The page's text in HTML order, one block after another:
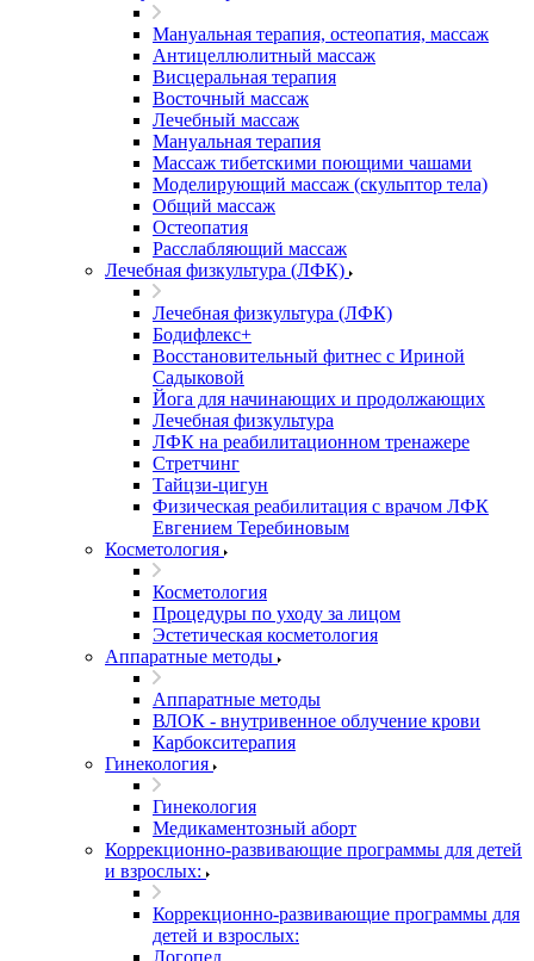
Мануальная терапия, остеопатия, массаж
Антицеллюлитный массаж
Висцеральная терапия
Восточный массаж
Лечебный массаж
Мануальная терапия
Массаж тибетскими поющими чашами
Моделирующий массаж (скульптор тела)
Общий массаж
Остеопатия
Расслабляющий массаж
Лечебная физкультура (ЛФК)
Лечебная физкультура (ЛФК)
Бодифлекс+
Восстановительный фитнес с Ириной
Садыковой
Йога для начинающих и продолжающих
Лечебная физкультура
ЛФК на реабилитационном тренажере
Стретчинг
Тайцзи-цигун
Физическая реабилитация с врачом ЛФК
Евгением Теребиновым
Косметология
Косметология
Процедуры по уходу за лицом
Эстетическая косметология
Аппаратные методы
Аппаратные методы
ВЛОК - внутривенное облучение крови
Карбокситерапия
Гинекология
Гинекология
Медикаментозный аборт
Коррекционно-развивающие программы для детей
и взрослых:
Коррекционно-развивающие программы для
детей и взрослых:
Логопед